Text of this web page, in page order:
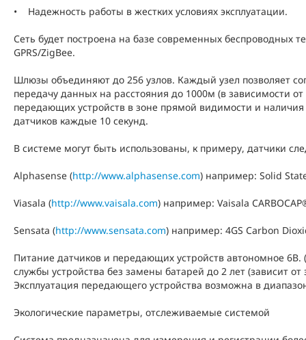
• Надежность работы в жестких условиях эксплуатации.
Сеть будет построена на базе современных беспроводных
GPRS/ZigBee.
Шлюзы объединяют до 256 узлов. Каждый узел позволяет
передачу данных на расстояния до 1000м (в зависимости
передающих устройств в зоне прямой видимости и
датчиков каждые 10 секунд.
В системе могут быть использованы, к примеру, датчики
Alphasense (http://www.alphasense.com) например: Solid
Viasala (http://www.vaisala.com) например: Vaisala
Sensata (http://www.sensata.com) например: 4GS Carbon
Питание датчиков и передающих устройств автономное
службы устройства без замены батарей до 2 лет (зависит от
Эксплуатация передающего устройства возможна в
Экологические параметры, отслеживаемые системой